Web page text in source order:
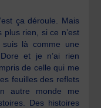
ça déroule. Mais
rien, si ce n’est
là comme une
et je n’ai rien
de celle qui me
feuilles des reflets
autre monde me
Des histoires